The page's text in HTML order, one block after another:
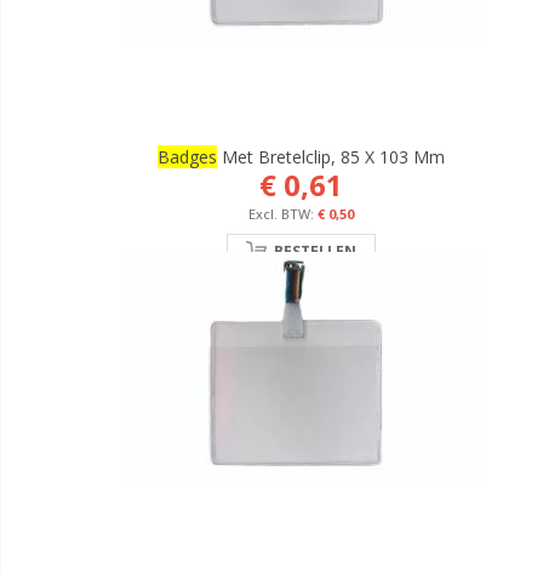
Badges Met Bretelclip, 85 X 103 Mm
€ 0,61
€ 0,50
BESTELLEN